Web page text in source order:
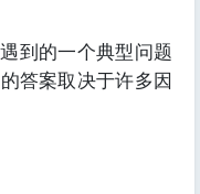
到的一个典型问题
答案取决于许多因